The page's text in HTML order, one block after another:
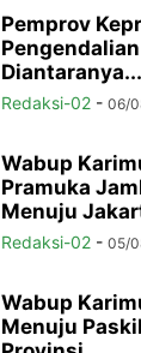
Pemprov
Diantaranya...
Redaksi-02 - 06/
Wabup
Pramuka
Menuju
Redaksi-02 - 05/
Wabup
Menuju